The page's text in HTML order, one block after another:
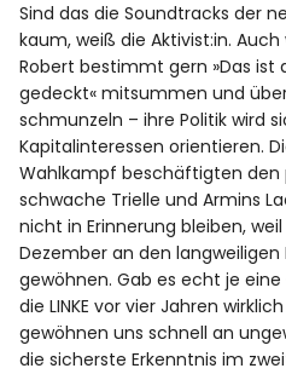
Sind das die Soundtracks der
kaum, weiß die Aktivist:in.
Robert bestimmt gern »Das ist
gedeckt« mitsummen und
schmunzeln – ihre Politik wird
Kapitalinteressen orientieren.
Wahlkampf beschäftigten den
schwache Trielle und Armins
nicht in Erinnerung bleiben,
Dezember an den langweiligen
gewöhnen. Gab es echt je
die LINKE vor vier Jahren
gewöhnen uns schnell an
die sicherste Erkenntnis im